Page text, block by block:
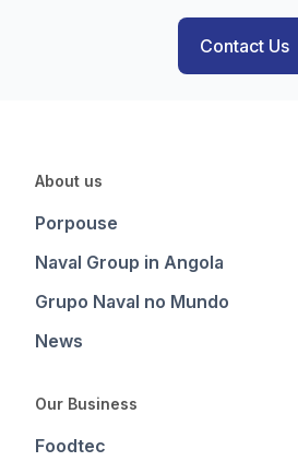
Contact Us
About us
Porpouse
Naval Group in Angola
Grupo Naval no Mundo
News
Our Business
Foodtec